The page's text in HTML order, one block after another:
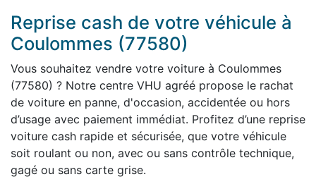
Reprise cash de votre véhicule à
Coulommes (77580)
Vous souhaitez vendre votre voiture à Coulommes
(77580) ? Notre centre VHU agréé propose le rachat
de voiture en panne, d'occasion, accidentée ou hors
d’usage avec paiement immédiat. Profitez d’une reprise
voiture cash rapide et sécurisée, que votre véhicule
soit roulant ou non, avec ou sans contrôle technique,
gagé ou sans carte grise.